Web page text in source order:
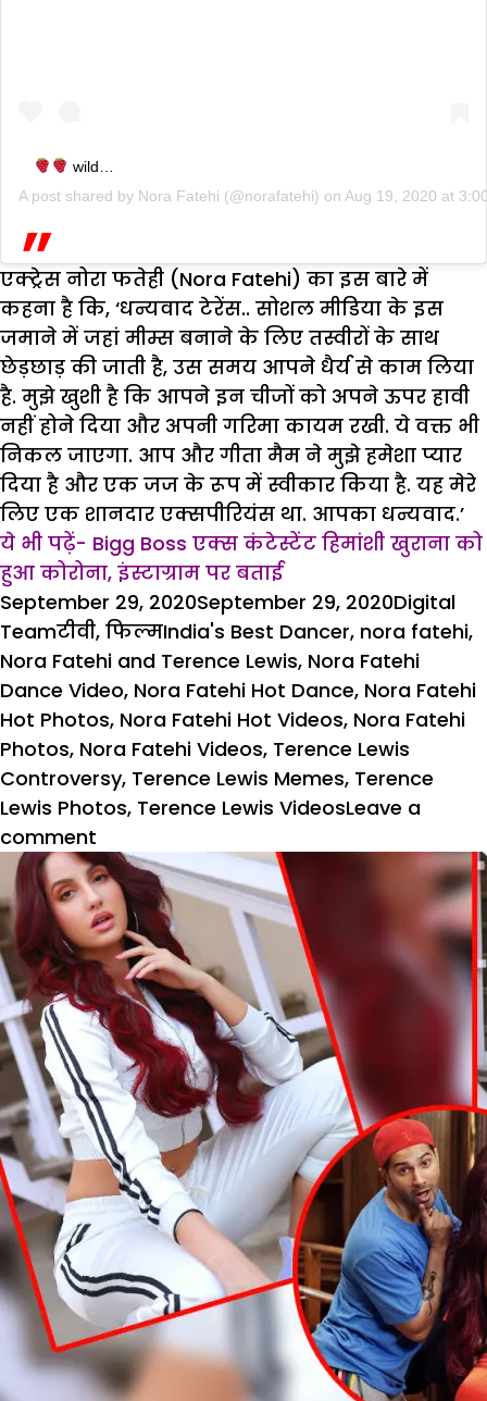
wild…
A post shared by Nora Fatehi (@norafatehi) on Aug 19, 2020 at
एक्ट्रेस नोरा फतेही (Nora Fatehi) का इस बारे में
कहना है कि, ‘धन्यवाद टेरेंस.. सोशल मीडिया के इस
जमाने में जहां मीम्स बनाने के लिए तस्वीरों के साथ
छेड़छाड़ की जाती है, उस समय आपने धैर्य से काम लिया
है. मुझे खुशी है कि आपने इन चीजों को अपने ऊपर हावी
नहीं होने दिया और अपनी गरिमा कायम रखी. ये वक्त भी
निकल जाएगा. आप और गीता मैम ने मुझे हमेशा प्यार
दिया है और एक जज के रूप में स्वीकार किया है. यह मेरे
लिए एक शानदार एक्सपीरियंस था. आपका धन्यवाद.’
ये भी पढ़ें- Bigg Boss एक्स कंटेस्टेंट हिमांशी खुराना को
हुआ कोरोना, इंस्टाग्राम पर बताई
Posted
on
September 29, 2020September 29, 2020Author
Digital
TeamCategories
टीवी, फिल्मTags
India's Best Dancer, nora fatehi,
Nora Fatehi and Terence Lewis, Nora Fatehi
Dance Video, Nora Fatehi Hot Dance, Nora Fatehi
Hot Photos, Nora Fatehi Hot Videos, Nora Fatehi
Photos, Nora Fatehi Videos, Terence Lewis
Controversy, Terence Lewis Memes, Terence
Lewis Photos, Terence Lewis VideosLeave a
comment
टेरेंस
लुईस
ने
नोरा
फतेही
के
साथ
की
ऐसी
हरकत,
इंस्टाग्राम
पर
सामने
असलियत